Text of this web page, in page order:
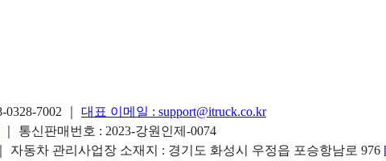
0328-7002 대표 이메일 : support@itruck.co.kr
｜ 통신판매번호 : 2023-강원인제-0074
자동차 관리사업장 소재지 : 경기도 화성시 우정읍 포승항남로 976